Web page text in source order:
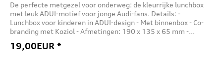
De perfecte metgezel voor onderweg: de kleurrijke lunchbox
met leuk ADUI-motief voor jonge Audi-fans. Details: -
Lunchbox voor kinderen in ADUI-design - Met binnenbox - Co-
branding met Koziol - Afmetingen: 190 x 135 x 65 mm -...
19,00EUR *